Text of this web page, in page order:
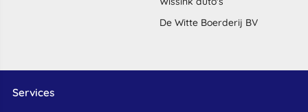
De Witte Boerderij BV
Services